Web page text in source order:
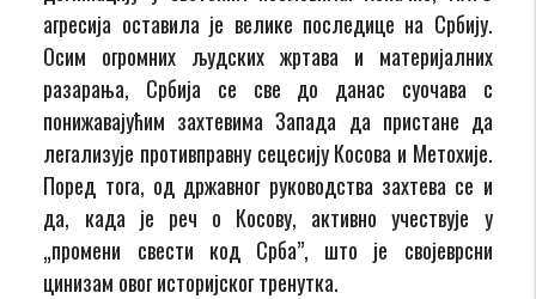
агресија оставила је велике последице на Србију.
Осим огромних људских жртава и материјалних
разарања, Србија се све до данас суочава с
понижавајућим захтевима Запада да пристане да
легализује противправну сецесију Косова и Метохије.
Поред тога, од државног руководства захтева се и
да, када је реч о Косову, активно учествује у
„промени свести код Срба”, што је својеврсни
цинизам овог историјског тренутка.